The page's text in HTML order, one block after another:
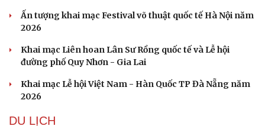
Sân khấu - Điện ảnh
Ấn tượng khai mạc Festival võ thuật quốc tế Hà Nội năm
2026
Khai mạc Liên hoan Lân Sư Rồng quốc tế và Lễ hội
đường phố Quy Nhơn - Gia Lai
Khai mạc Lễ hội Việt Nam - Hàn Quốc TP Đà Nẵng năm
2026
DU LỊCH